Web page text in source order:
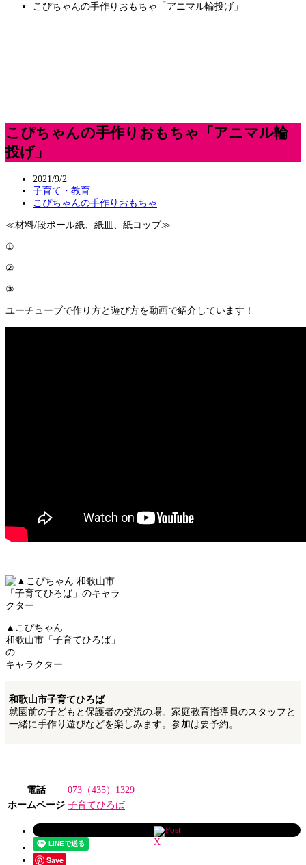
こぴちゃんの手作りおもちゃ「アニマル輪投げ」
こぴちゃんの手作りおもちゃ「アニマル輪
投げ」
2021/9/2
子育て・教育
こぴちゃんの手作りおもちゃ
≪材料/段ボール紙、紙皿、紙コップ≫
①
②
③
ユーチューブで作り方と遊び方を動画で紹介しています！
▲こぴちゃん
和歌山市「子育てひろば」
の
キャラクター
和歌山市子育てひろば
就園前の子どもと保護者の交流の場。家庭教育指導員のスタッフと
一緒に手作り遊びなどを楽しみます。参加は要予約。
電話
073（435）1329
ホームページ 子育てひろば
Post
Save